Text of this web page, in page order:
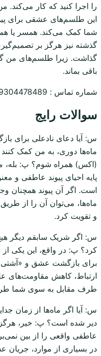
را اجرا کنید که کار
این طلسم‌های عشقی برای
شما کمک می‌کند. همسر یا
گذشته نیز هرگز بر
گذاشت. زیرا طلسم‌های من
باقی بماند.
شماره تماس : 09304478489
سوالات رایج
س: آیا دعای نادعلی برای
ماه‌ها دوری، به من کمک
(اکس) همراه شوم؟ پ: بله،
پایه احیای پیوند عاطفی و
است. اگر آن پیوند همچنان
ماه‌ها، می‌توان آن را از
و تقویت کرد.
س: اگر شریک سابقم دیگر
کرد؟ پ: در واقع، این یکی
برای بازگشت عشق و
ارتباط، کاهش مقاومت‌های
طرف مقابل به سوی شما
س: آیا اگر ماه‌ها از زمان
دیر شده است؟ پ: خیر، هرگز
عاطفی واقعی را از بین
در بسیاری از موارد، جریان